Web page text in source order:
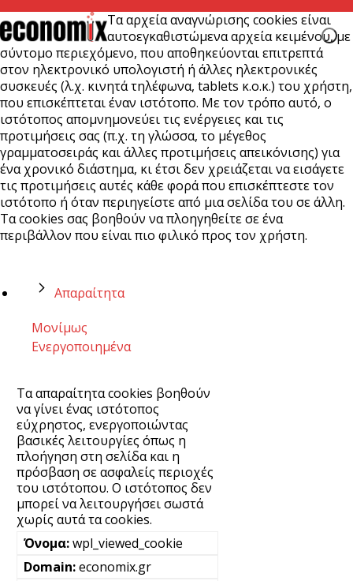
Τα αρχεία αναγνώρισης cookies είναι
αυτοεγκαθιστώμενα αρχεία κειμένου, με
σύντομο περιεχόμενο, που αποθηκεύονται επιτρεπτά
στον ηλεκτρονικό υπολογιστή ή άλλες ηλεκτρονικές
συσκευές (λ.χ. κινητά τηλέφωνα, tablets κ.ο.κ.) του χρήστη,
που επισκέπτεται έναν ιστότοπο. Με τον τρόπο αυτό, ο
ιστότοπος απομνημονεύει τις ενέργειες και τις
προτιμήσεις σας (π.χ. τη γλώσσα, το μέγεθος
γραμματοσειράς και άλλες προτιμήσεις απεικόνισης) για
ένα χρονικό διάστημα, κι έτσι δεν χρειάζεται να εισάγετε
τις προτιμήσεις αυτές κάθε φορά που επισκέπτεστε τον
ιστότοπο ή όταν περιηγείστε από μια σελίδα του σε άλλη.
Τα cookies σας βοηθούν να πλοηγηθείτε σε ένα
περιβάλλον που είναι πιο φιλικό προς τον χρήστη.
Απαραίτητα
Μονίμως
Ενεργοποιημένα
Τα απαραίτητα cookies βοηθούν
να γίνει ένας ιστότοπος
εύχρηστος, ενεργοποιώντας
βασικές λειτουργίες όπως η
πλοήγηση στη σελίδα και η
πρόσβαση σε ασφαλείς περιοχές
του ιστότοπου. Ο ιστότοπος δεν
μπορεί να λειτουργήσει σωστά
χωρίς αυτά τα cookies.
wpl_viewed_cookie
economix.gr